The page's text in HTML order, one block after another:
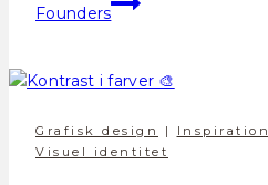
Founders
Grafisk design | Inspiration
Visuel identitet